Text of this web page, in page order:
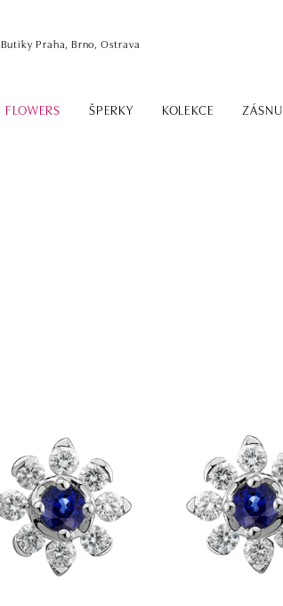
Butiky Praha, Brno, Ostrava
FLOWERS ŠPERKY KOLEKCE